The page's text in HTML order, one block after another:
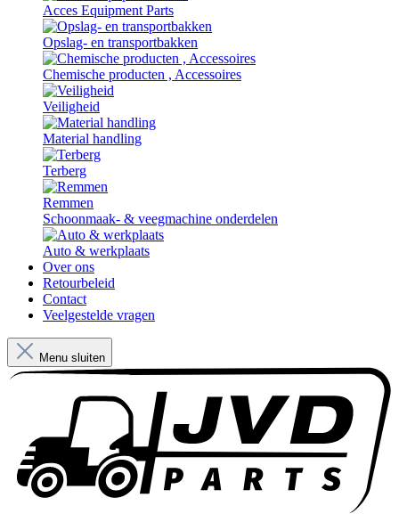
Acces Equipment Parts
Opslag- en transportbakken
Chemische producten , Accessoires
Veiligheid
Material handling
Terberg
Remmen
Schoonmaak- & veegmachine onderdelen
Auto & werkplaats
Over ons
Retourbeleid
Contact
Veelgestelde vragen
Menu sluiten